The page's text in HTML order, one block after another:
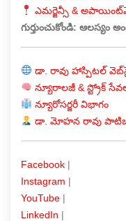
ఎమర్జెన్సీ &
గుర్తుంచుకోండి: ఆలస్యం
డా. రావు హాస్పిటల్
న్యూరాలజీ & స్ట్రోక్
న్యూరోసర్జరీ విభాగం
డా. మోహన రావు
Facebook |
Instagram |
YouTube |
LinkedIn |